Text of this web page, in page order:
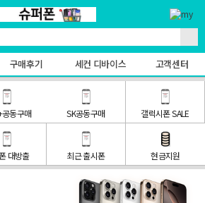
구매후기 세컨 디바이스 고객센터
동구매 SK공동구매 갤럭시폰 SALE
대방출 최근 출시폰 현금지원